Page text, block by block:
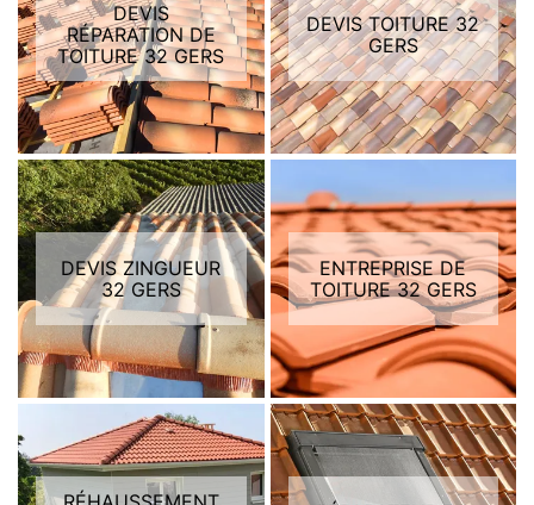
DEVIS
RÉPARATION DE
TOITURE 32 GERS
DEVIS TOITURE 32
GERS
DEVIS ZINGUEUR
32 GERS
ENTREPRISE DE
TOITURE 32 GERS